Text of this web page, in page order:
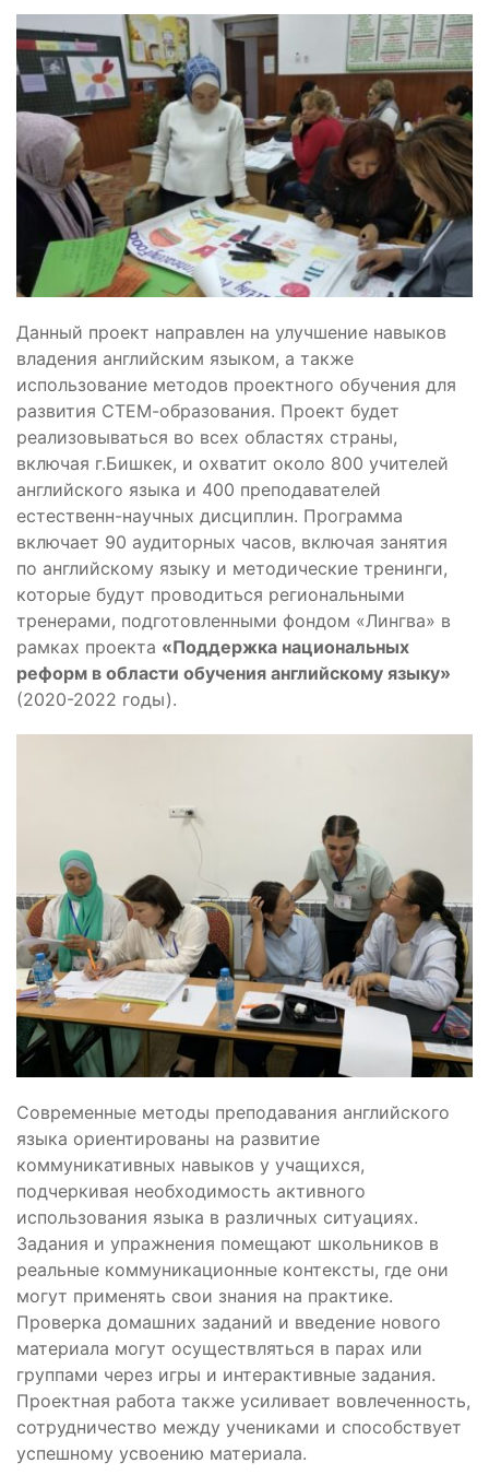
Данный проект направлен на улучшение навыков
владения английским языком, а также
использование методов проектного обучения для
развития СТЕМ-образования. Проект будет
реализовываться во всех областях страны,
включая г.Бишкек, и охватит около 800 учителей
английского языка и 400 преподавателей
естественн-научных дисциплин. Программа
включает 90 аудиторных часов, включая занятия
по английскому языку и методические тренинги,
которые будут проводиться региональными
тренерами, подготовленными фондом «Лингва» в
рамках проекта «Поддержка национальных
реформ в области обучения английскому языку»
(2020-2022 годы).
Современные методы преподавания английского
языка ориентированы на развитие
коммуникативных навыков у учащихся,
подчеркивая необходимость активного
использования языка в различных ситуациях.
Задания и упражнения помещают школьников в
реальные коммуникационные контексты, где они
могут применять свои знания на практике.
Проверка домашних заданий и введение нового
материала могут осуществляться в парах или
группами через игры и интерактивные задания.
Проектная работа также усиливает вовлеченность,
сотрудничество между учениками и способствует
успешному усвоению материала.